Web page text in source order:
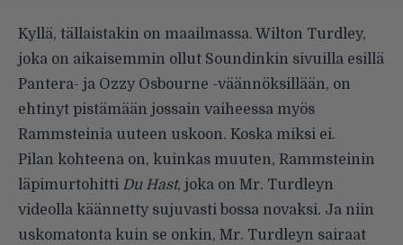
Kyllä, tällaistakin on maailmassa. Wilton Turdley,
joka on aikaisemmin ollut Soundinkin sivuilla esillä
Pantera- ja Ozzy Osbourne -väännöksillään, on
ehtinyt pistämään jossain vaiheessa myös
Rammsteinia uuteen uskoon. Koska miksi ei.
Pilan kohteena on, kuinkas muuten, Rammsteinin
läpimurtohitti Du Hast, joka on Mr. Turdleyn
videolla käännetty sujuvasti bossa novaksi. Ja niin
uskomatonta kuin se onkin, Mr. Turdleyn sairaat